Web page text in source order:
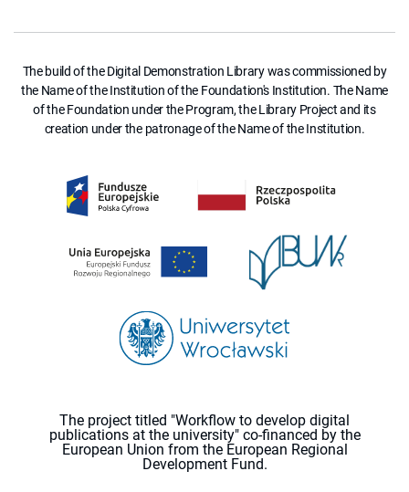
The build of the Digital Demonstration Library was commissioned by
the Name of the Institution of the Foundation's Institution. The Name
of the Foundation under the Program, the Library Project and its
creation under the patronage of the Name of the Institution.
The project titled "Workflow to develop digital
publications at the university" co-financed by the
European Union from the European Regional
Development Fund.